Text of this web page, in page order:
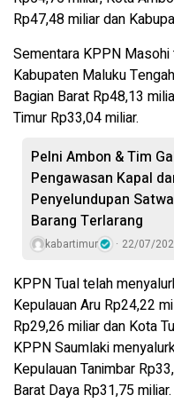
Rp47,48 miliar dan
Sementara KPPN
Kabupaten Maluku
Bagian Barat Rp48,13
Timur Rp33,04 miliar.
Pelni Ambon & Tim
Pengawasan Kapal
Penyelundupan
Barang Terlarang
kabartimur 22/07/
KPPN Tual telah
Kepulauan Aru Rp24,22
Rp29,26 miliar dan Kota
KPPN Saumlaki
Kepulauan Tanimbar
Barat Daya Rp31,75 miliar.